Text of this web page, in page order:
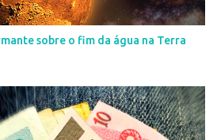
sobre o fim da água na Terra